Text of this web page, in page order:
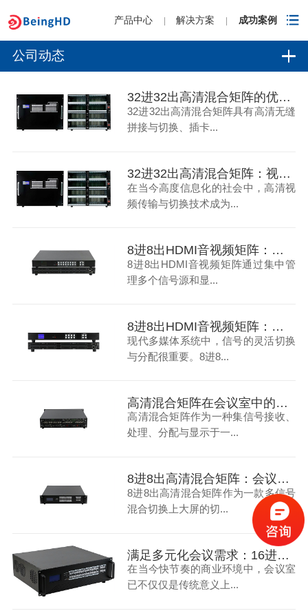
产品中心 | 解决方案 | 成功案例
公司动态
32进32出高清混合矩阵的优点-碧云祥
32进32出高清混合矩阵具有高清无缝
拼接与切换、插卡...
32进32出高清混合矩阵：视频传输与切换的新标杆
在当今高度信息化的社会中，高清视
频传输与切换技术成为...
8进8出HDMI音视频矩阵：教育领域的多媒体控制革新
8进8出HDMI音视频矩阵通过集中管
理多个信号源和显...
8进8出HDMI音视频矩阵：打造多媒体会议室
现代多媒体系统中，信号的灵活切换
与分配很重要。8进8...
高清混合矩阵在会议室中的应用：提升效率与视觉体验的关键
高清混合矩阵作为一种集信号接收、
处理、分配与显示于一...
8进8出高清混合矩阵：会议室信号处理的优化解决方案
8进8出高清混合矩阵作为一款多信号
混合切换上大屏的切...
满足多元化会议需求：16进16出高清混合矩阵的实战应用解析
在当今快节奏的商业环境中，会议室
已不仅仅是传统意义上...